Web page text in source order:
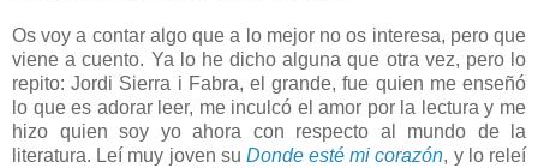
Os voy a contar algo que a lo mejor no os interesa, pero que
viene a cuento. Ya lo he dicho alguna que otra vez, pero lo
repito: Jordi Sierra i Fabra, el grande, fue quien me enseñó
lo que es adorar leer, me inculcó el amor por la lectura y me
hizo quien soy yo ahora con respecto al mundo de la
literatura. Leí muy joven su Donde esté mi corazón, y lo releí